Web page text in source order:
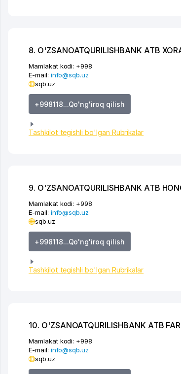
8. O'ZSANOATQURILISHBANK ATB
Mamlakat kodi: +998
E-mail: info@sqb.uz
sqb.uz
+998118...Qo'ng'iroq qilish
Tashkilot tegishli bo'lgan Rubrikalar
9. O'ZSANOATQURILISHBANK ATB
Mamlakat kodi: +998
E-mail: info@sqb.uz
sqb.uz
+998118...Qo'ng'iroq qilish
Tashkilot tegishli bo'lgan Rubrikalar
10. O'ZSANOATQURILISHBANK ATB
Mamlakat kodi: +998
E-mail: info@sqb.uz
sqb.uz